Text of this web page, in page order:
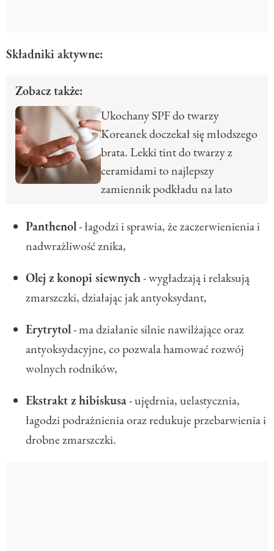
Składniki aktywne:
Zobacz także:
Ukochany SPF do twarzy
Koreanek doczekał się młodszego
brata. Lekki tint do twarzy z
ceramidami to najlepszy
zamiennik podkładu na lato
Panthenol- łagodzi i sprawia, że zaczerwienienia i
nadwrażliwość znika,
Olej z konopi siewnych- wygładzają i relaksują
zmarszczki, działając jak antyoksydant,
Erytrytol- ma działanie silnie nawilżające oraz
antyoksydacyjne, co pozwala hamować rozwój
wolnych rodników,
Ekstrakt z hibiskusa- ujędrnia, uelastycznia,
łagodzi podrażnienia oraz redukuje przebarwienia i
drobne zmarszczki.